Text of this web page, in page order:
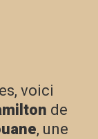
voici
de
, une